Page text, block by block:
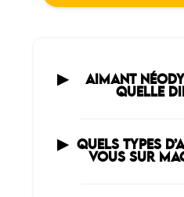
AIMANT
QUELLE
QUELS TYPES
VOUS SUR